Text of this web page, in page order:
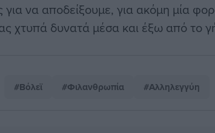
να αποδείξουμε, για ακόμη μία
χτυπά δυνατά μέσα και έξω από το
#Βόλεϊ #Φιλανθρωπία #Αλληλεγγύη